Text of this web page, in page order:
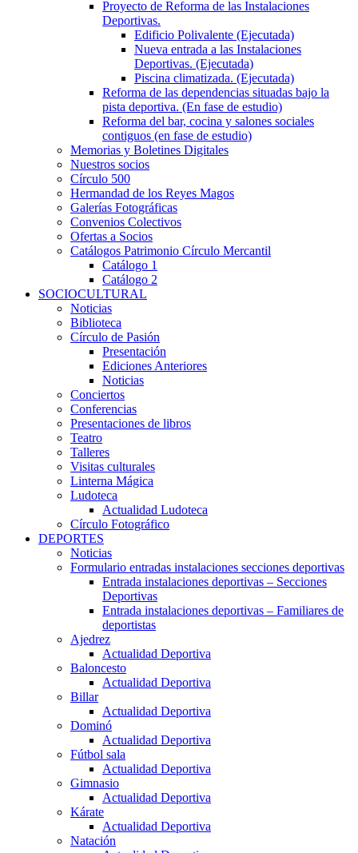
Proyecto de Reforma de las Instalaciones
Deportivas.
Edificio Polivalente (Ejecutada)
Nueva entrada a las Instalaciones
Deportivas. (Ejecutada)
Piscina climatizada. (Ejecutada)
Reforma de las dependencias situadas bajo la
pista deportiva. (En fase de estudio)
Reforma del bar, cocina y salones sociales
contiguos (en fase de estudio)
Memorias y Boletines Digitales
Nuestros socios
Círculo 500
Hermandad de los Reyes Magos
Galerías Fotográficas
Convenios Colectivos
Ofertas a Socios
Catálogos Patrimonio Círculo Mercantil
Catálogo 1
Catálogo 2
SOCIOCULTURAL
Noticias
Biblioteca
Círculo de Pasión
Presentación
Ediciones Anteriores
Noticias
Conciertos
Conferencias
Presentaciones de libros
Teatro
Talleres
Visitas culturales
Linterna Mágica
Ludoteca
Actualidad Ludoteca
Círculo Fotográfico
DEPORTES
Noticias
Formulario entradas instalaciones secciones deportivas
Entrada instalaciones deportivas – Secciones
Deportivas
Entrada instalaciones deportivas – Familiares de
deportistas
Ajedrez
Actualidad Deportiva
Baloncesto
Actualidad Deportiva
Billar
Actualidad Deportiva
Dominó
Actualidad Deportiva
Fútbol sala
Actualidad Deportiva
Gimnasio
Actualidad Deportiva
Kárate
Actualidad Deportiva
Natación